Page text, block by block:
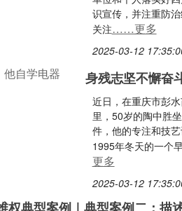
识宣传，并注重防
关注……更多
2025-03-12
身残志坚不懈奋
近日，在重庆市彭
里，50岁的陶中胜
件，他的专注和技
1995年冬天的一个
更多
2025-03-12